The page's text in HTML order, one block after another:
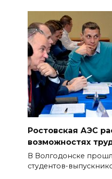
Ростовская АЭС
возможностях
В Волгодонске
студентов-